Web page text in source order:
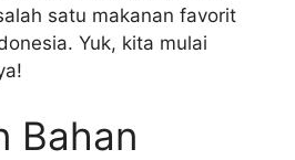
satu makanan favorit
Yuk, kita mulai
Bahan